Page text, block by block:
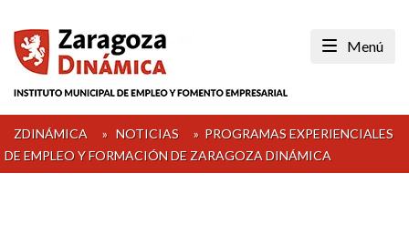
content
Menú
ZDINÁMICA » NOTICIAS » PROGRAMAS EXPERIENCIALES
DE EMPLEO Y FORMACIÓN DE ZARAGOZA DINÁMICA